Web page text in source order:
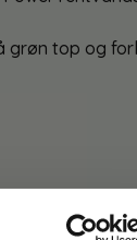
top og